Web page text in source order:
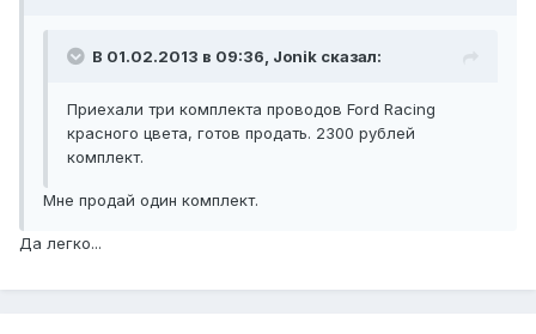
В 01.02.2013 в 09:36, Jonik сказал:
Приехали три комплекта проводов Ford Racing
красного цвета, готов продать. 2300 рублей
комплект.
Мне продай один комплект.
Да легко...